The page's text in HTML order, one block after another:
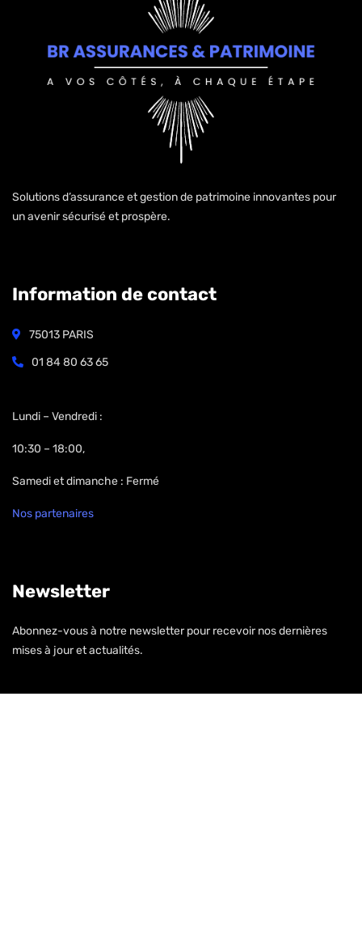
Solutions d’assurance et gestion de patrimoine innovantes pour
un avenir sécurisé et prospère.
Information de contact
75013 PARIS
01 84 80 63 65
Lundi – Vendredi :
10:30 – 18:00,
Samedi et dimanche : Fermé
Nos partenaires
Newsletter
Abonnez-vous à notre newsletter pour recevoir nos dernières
mises à jour et actualités.